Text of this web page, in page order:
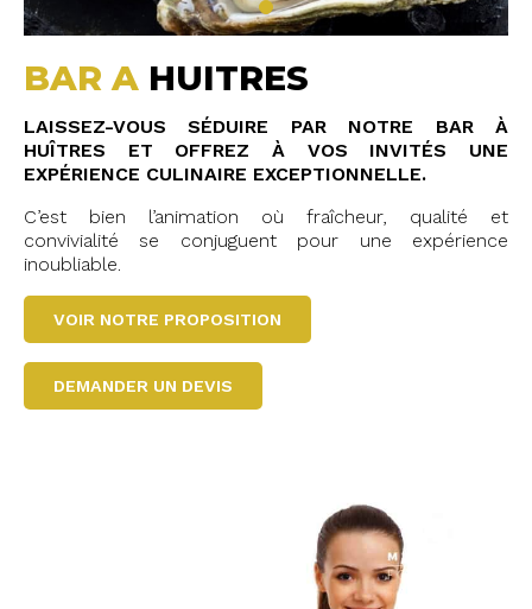
BAR A HUITRES
LAISSEZ-VOUS SÉDUIRE PAR NOTRE BAR À
HUÎTRES ET OFFREZ À VOS INVITÉS UNE
EXPÉRIENCE CULINAIRE EXCEPTIONNELLE.
C’est bien l’animation où fraîcheur, qualité et
convivialité se conjuguent pour une expérience
inoubliable.
VOIR NOTRE PROPOSITION
DEMANDER UN DEVIS